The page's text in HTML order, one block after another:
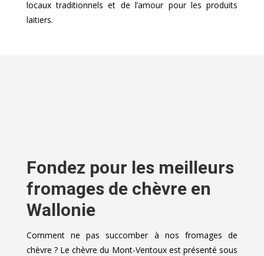
locaux traditionnels et de l’amour pour les produits
laitiers.
Fondez pour les meilleurs
fromages de chèvre en
Wallonie
Comment ne pas succomber à nos fromages de
chèvre ? Le chèvre du Mont-Ventoux est présenté sous